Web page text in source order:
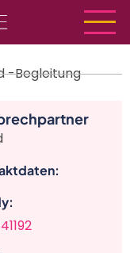
-Begleitung